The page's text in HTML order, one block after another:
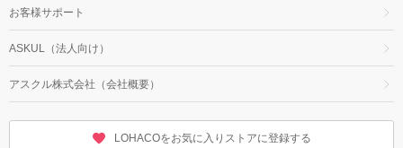
お客様サポート
ASKUL（法人向け）
アスクル株式会社（会社概要）
LOHACOをお気に入りストアに登録する